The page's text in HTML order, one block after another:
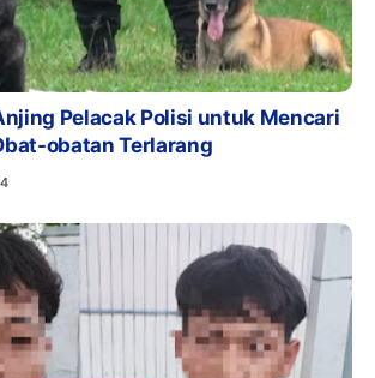
Pelacak Polisi untuk Mencari
obatan Terlarang